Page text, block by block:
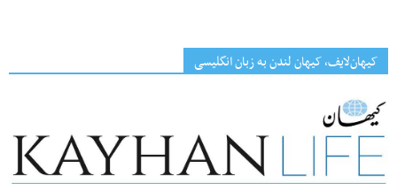
کیهان‌لایف، کیهان لندن به زبان انگلیسی